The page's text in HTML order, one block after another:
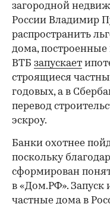
загородной
России Владимир
распространить
дома,
ВТБ запускает
строящиеся
годовых, а в
перевод
эскроу.
Банки охотнее
поскольку
сформирован
в «Дом.РФ».
частные дома в